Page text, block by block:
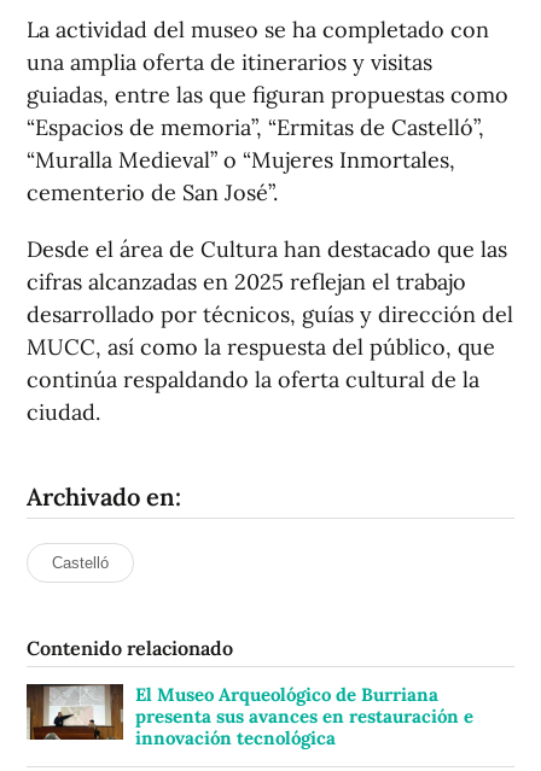
La actividad del museo se ha completado con
una amplia oferta de itinerarios y visitas
guiadas, entre las que figuran propuestas como
“Espacios de memoria”, “Ermitas de Castelló”,
“Muralla Medieval” o “Mujeres Inmortales,
cementerio de San José”.
Desde el área de Cultura han destacado que las
cifras alcanzadas en 2025 reflejan el trabajo
desarrollado por técnicos, guías y dirección del
MUCC, así como la respuesta del público, que
continúa respaldando la oferta cultural de la
ciudad.
Archivado en:
Castelló
Contenido relacionado
El Museo Arqueológico de Burriana
presenta sus avances en restauración e
innovación tecnológica